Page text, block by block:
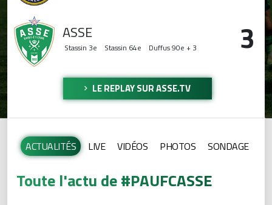
ASSE
Stassin 3e Stassin 64e Duffus90e + 3 3
LE REPLAY SUR ASSE.TV
ACTUALITÉS LIVE VIDÉOS PHOTOS SONDAGE
Toute l'actu de #PAUFCASSE